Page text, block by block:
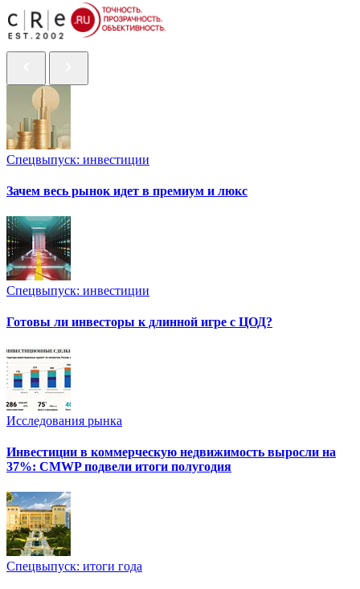
Спецвыпуск: инвестиции
Зачем весь рынок идет в премиум и люкс
Спецвыпуск: инвестиции
Готовы ли инвесторы к длинной игре с ЦОД?
Исследования рынка
Инвестиции в коммерческую недвижимость выросли на
37%: CMWP подвели итоги полугодия
Спецвыпуск: итоги года